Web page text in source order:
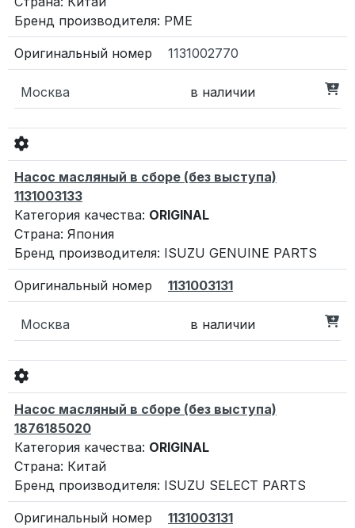
Бренд производителя: PME
1131002770
Москва в наличии
Насос масляный в сборе (без выступа)
1131003133
Категория качества: ORIGINAL
Страна: Япония
Бренд производителя: ISUZU GENUINE PARTS
1131003131
Москва в наличии
Насос масляный в сборе (без выступа)
1876185020
Категория качества: ORIGINAL
Страна: Китай
Бренд производителя: ISUZU SELECT PARTS
1131003131